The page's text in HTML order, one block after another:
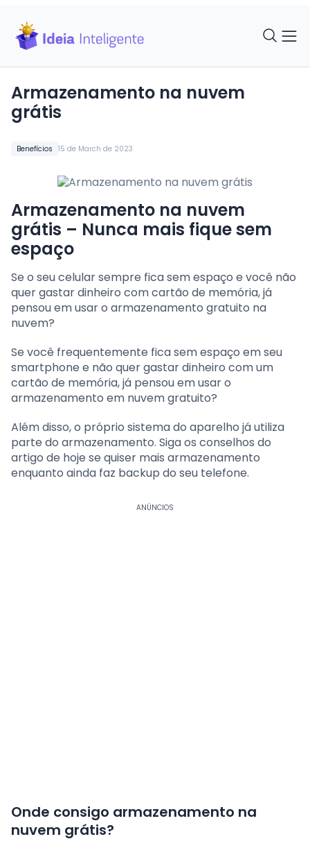
Benefícios 15 de March de 2023
Armazenamento na nuvem
grátis
Armazenamento na nuvem
grátis – Nunca mais fique sem
espaço
Se o seu celular sempre fica sem espaço e você não
quer gastar dinheiro com cartão de memória, já
pensou em usar o armazenamento gratuito na
nuvem?
Se você frequentemente fica sem espaço em seu
smartphone e não quer gastar dinheiro com um
cartão de memória, já pensou em usar o
armazenamento em nuvem gratuito?
Além disso, o próprio sistema do aparelho já utiliza
parte do armazenamento. Siga os conselhos do
artigo de hoje se quiser mais armazenamento
enquanto ainda faz backup do seu telefone.
ANÚNCIOS
Onde consigo armazenamento na
nuvem grátis?